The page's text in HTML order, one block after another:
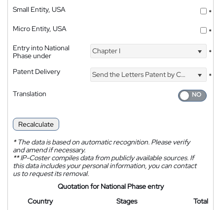
Small Entity, USA
*
Micro Entity, USA
*
Entry into National
Phase under
Chapter I *
Patent Delivery Send the Letters Patent by Courier
*
Translation
Recalculate
*The data is based on automatic recognition. Please verify
and amend if necessary.
**IP-Coster compiles data from publicly available sources. If
this data includes your personal information, you can contact
us to request its removal.
Quotation for National Phase entry
Country
Stages
Total